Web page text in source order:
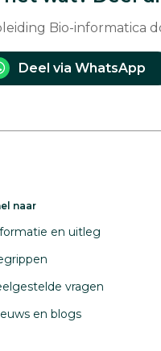
Bio-informatica
Deel via WhatsApp
naar
en uitleg
vragen
en blogs